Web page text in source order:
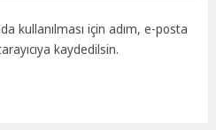
kullanılması için adım, e-posta
kaydedilsin.